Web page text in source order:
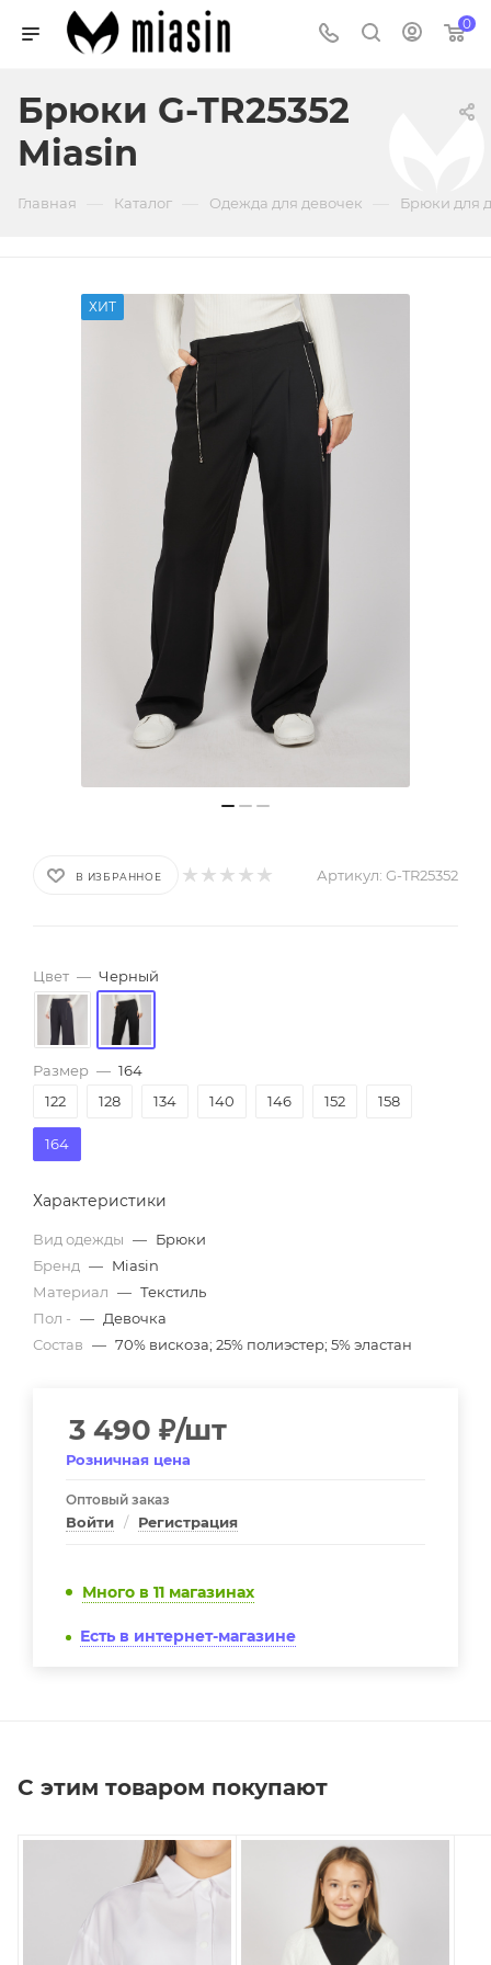
0
Брюки G-TR25352
Miasin
Главная Каталог Одежда для девочек Брюки для
ХИТ
В ИЗБРАННОЕ Артикул: G-TR25352
Цвет — Черный
Размер — 164
122
128 134 140 146 152 158
164
Характеристики
Вид одежды — Брюки
Бренд — Miasin
Материал — Текстиль
Пол - — Девочка
Состав — 70% вискоза; 25% полиэстер; 5% эластан
3 490 ₽/шт
Розничная цена
Оптовый заказ
Войти / Регистрация
Много в 11 магазинах
Есть в интернет-магазине
С этим товаром покупают